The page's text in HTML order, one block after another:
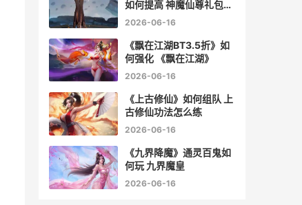
如何提高 神魔仙尊礼包领
取
2026-06-16
《飘在江湖BT3.5折》如
何强化 《飘在江湖》
2026-06-16
《上古修仙》如何组队 上
古修仙功法怎么练
2026-06-16
《九界降魔》通灵百鬼如
何玩 九界魔皇
2026-06-16